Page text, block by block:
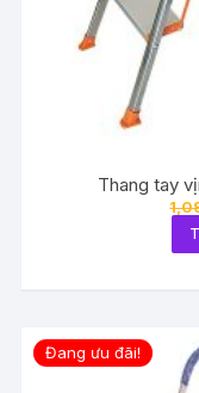
Thang tay
Đang ưu đãi!